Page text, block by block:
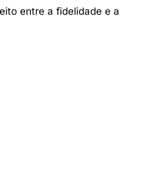
entre a fidelidade e a